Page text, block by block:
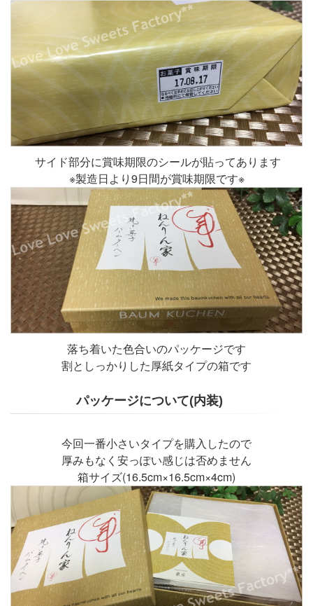
サイド部分に賞味期限のシールが貼ってあります
※製造日より9日間が賞味期限です※
落ち着いた色合いのパッケージです
割としっかりした厚紙タイプの箱です
パッケージについて(内装)
今回一番小さいタイプを購入したので
厚みもなく安っぽい感じは否めません
箱サイズ(16.5cm×16.5cm×4cm)